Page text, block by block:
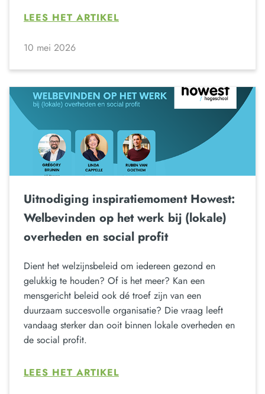
LEES HET ARTIKEL
10 mei 2026
Uitnodiging inspiratiemoment Howest:
Welbevinden op het werk bij (lokale)
overheden en social profit
Dient het welzijnsbeleid om iedereen gezond en
gelukkig te houden? Of is het meer? Kan een
mensgericht beleid ook dé troef zijn van een
duurzaam succesvolle organisatie? Die vraag leeft
vandaag sterker dan ooit binnen lokale overheden en
de social profit.
LEES HET ARTIKEL